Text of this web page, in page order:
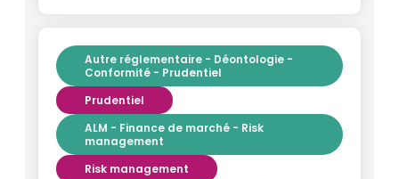
Autre réglementaire - Déontologie -
Conformité - Prudentiel
Prudentiel
ALM - Finance de marché - Risk
management
Risk management